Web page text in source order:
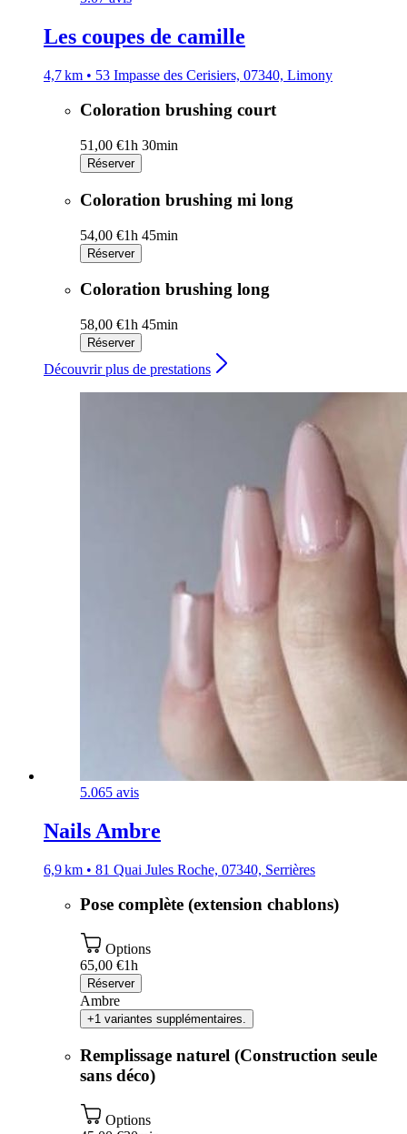
Les coupes de camille
4,7 km • 53 Impasse des Cerisiers, 07340, Limony
Coloration brushing court
51,00 €1h 30min
Réserver
Coloration brushing mi long
54,00 €1h 45min
Réserver
Coloration brushing long
58,00 €1h 45min
Réserver
Découvrir plus de prestations
5.065 avis
Nails Ambre
6,9 km • 81 Quai Jules Roche, 07340, Serrières
Pose complète (extension chablons)
Options
65,00 €1h
Réserver
Ambre
+1 variantes supplémentaires.
Remplissage naturel (Construction seule
sans déco)
Options